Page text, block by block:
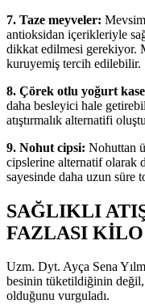
7. Taze meyveler:
antioksidan içerikleriyle
dikkat edilmesi gerekiyor.
kuruyemiş tercih edilebilir.
8. Çörek otlu yoğurt
daha besleyici hale
atıştırmalık alternatifi
9. Nohut cipsi: Nohuttan
cipslerine alternatif olarak
sayesinde daha uzun süre
SAĞLIKLI
FAZLASI
Uzm. Dyt. Ayça Sena
besinin tüketildiğinin
olduğunu vurguladı.